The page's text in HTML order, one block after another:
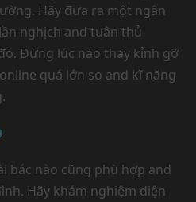
Hãy đưa ra một ngân
nghịch and tuân thủ
Đừng lúc nào thay kỉnh gỡ
quá lớn so and kĩ năng
bác nào cũng phù hợp and
Hãy khám nghiệm diện